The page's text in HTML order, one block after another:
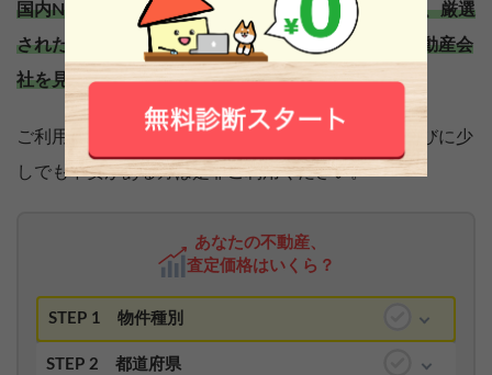
国内No.1不動産一括査定サイト「 イエウール
」なら、厳選
された不動産会社の中から、ご自身にピッタリの不動産会
社を見つけられます。
ご利用は完全無料となっているため、不動産会社選びに少
しでも不安がある方は是非ご利用ください。
あなたの不動産、
査定価格はいくら？
STEP 1 物件種別
STEP 2 都道府県